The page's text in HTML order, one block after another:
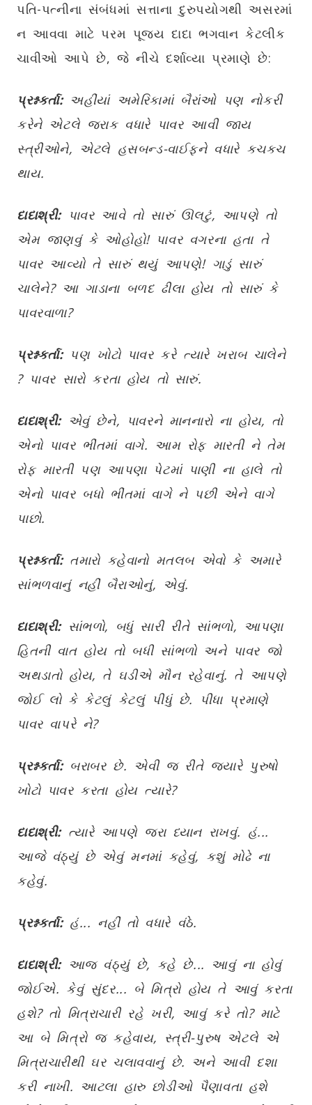
પતિ-પત્નીના સંબંધમાં સત્તાના દુરુપયોગથી અસરમાં
ન આવવા માટે પરમ પૂજ્ય દાદા ભગવાન કેટલીક
ચાવીઓ આપે છે, જે નીચે દર્શાવ્યા પ્રમાણે છે:
પ્રશ્નકર્તા:અહીંયાં અમેરિકામાં બૈરાંઓ પણ નોકરી
કરેને એટલે જરાક વધારે પાવર આવી જાય
સ્ત્રીઓને, એટલે હસબન્ડ-વાઈફને વધારે કચકચ
થાય.
દાદાશ્રી:પાવર આવે તો સારું ઊલટું, આપણે તો
એમ જાણવું કે ઓહોહો! પાવર વગરના હતા તે
પાવર આવ્યો તે સારું થયું આપણે! ગાડું સારું
ચાલેને? આ ગાડાના બળદ ઢીલા હોય તો સારું કે
પાવરવાળા?
પ્રશ્નકર્તા:પણ ખોટો પાવર કરે ત્યારે ખરાબ ચાલેને
? પાવર સારો કરતા હોય તો સારું.
દાદાશ્રી:એવું છેને, પાવરને માનનારો ના હોય, તો
એનો પાવર ભીંતમાં વાગે. આમ રોફ મારતી ને તેમ
રોફ મારતી પણ આપણા પેટમાં પાણી ના હાલે તો
એનો પાવર બધો ભીંતમાં વાગે ને પછી એને વાગે
પાછો.
પ્રશ્નકર્તા:તમારો કહેવાનો મતલબ એવો કે અમારે
સાંભળવાનું નહીં બૈરાઓનું, એવું.
દાદાશ્રી:સાંભળો, બધું સારી રીતે સાંભળો, આપણા
હિતની વાત હોય તો બધી સાંભળો અને પાવર જો
અથડાતો હોય, તે ઘડીએ મૌન રહેવાનું. તે આપણે
જોઈ લો કે કેટલું કેટલું પીધું છે. પીધા પ્રમાણે
પાવર વાપરે ને?
પ્રશ્નકર્તા:બરાબર છે. એવી જ રીતે જ્યારે પુરુષો
ખોટો પાવર કરતા હોય ત્યારે?
દાદાશ્રી:ત્યારે આપણે જરા ધ્યાન રાખવું. હં...
આજે વંઠ્યું છે એવું મનમાં કહેવું, કશું મોઢે ના
કહેવું.
પ્રશ્નકર્તા:હં... નહીં તો વધારે વંઠે.
દાદાશ્રી:આજ વંઠ્યું છે, કહે છે... આવું ના હોવું
જોઈએ. કેવું સુંદર... બે મિત્રો હોય તે આવું કરતા
હશે? તો મિત્રાચારી રહે ખરી, આવું કરે તો? માટે
આ બે મિત્રો જ કહેવાય, સ્ત્રી-પુરુષ એટલે એ
મિત્રાચારીથી ઘર ચલાવવાનું છે. અને આવી દશા
કરી નાખી. આટલા હારુ છોડીઓ પૈણાવતા હશે